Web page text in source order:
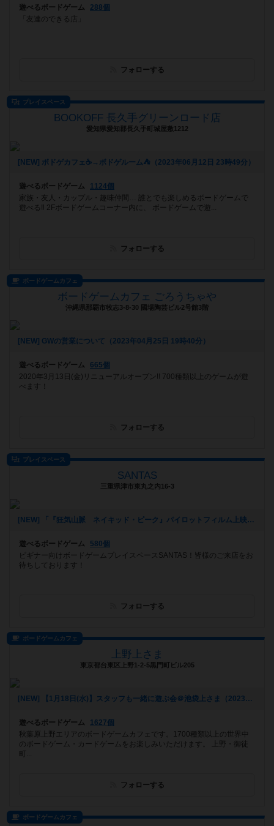
遊べるボードゲーム
288個
「友達のできる店」
フォローする
プレイスペース
BOOKOFF 長久手グリーンロード店
愛知県愛知郡長久手町城屋敷1212
[NEW] ボドゲカフェ☕️→ボドゲルーム⛺️（2023年06月12日 23時49分）
遊べるボードゲーム
1124個
家族・友人・カップル・趣味仲間… 誰とでも楽しめるボードゲームで
遊べる‼️ 2Fボードゲームコーナー内に、 ボードゲームで遊...
フォローする
ボードゲームカフェ
ボードゲームカフェ ごろうちゃや
沖縄県那覇市牧志3-8-30 國場陶芸ビル2号館3階
[NEW] GWの営業について（2023年04月25日 19時40分）
遊べるボードゲーム
665個
2020年3月13日(金)リニューアルオープン!! 700種類以上のゲームが遊
べます！
フォローする
プレイスペース
SANTAS
三重県津市東丸之内16-3
[NEW] 「『狂気山脈 ネイキッド・ピーク』パイロットフィルム上映会 ＆ トークイベント in 津市久居アルスプラザ」関連企画 マーダーミステリー「狂気山脈」会（2023年03月15日 18時43分）
遊べるボードゲーム
580個
ビギナー向けボードゲームプレイスペースSANTAS！皆様のご来店をお
待ちしております！
フォローする
ボードゲームカフェ
上野上さま
東京都台東区上野1-2-5黒門町ビル205
[NEW] 【1月18日(水)】スタッフも一緒に遊ぶ会＠池袋上さま（2023年01月09日 23時09分）
遊べるボードゲーム
1627個
秋葉原上野エリアのボードゲームカフェです。1700種類以上の世界中
のボードゲーム・カードゲームをお楽しみいただけます。 上野・御徒
町...
フォローする
ボードゲームカフェ